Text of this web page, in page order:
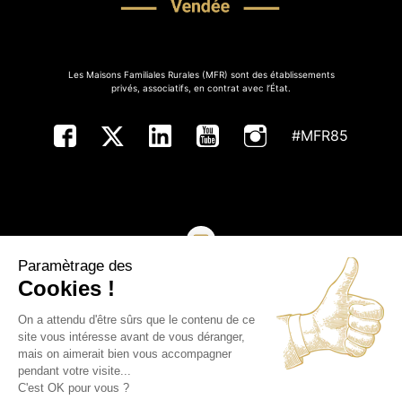
Les Maisons Familiales Rurales (MFR) sont des établissements
privés, associatifs, en contrat avec l’État.
#MFR85
Copyright ©MFR de Vendée - Tous droits réservés
Paramètrage des
Cookies !
On a attendu d'être sûrs que le contenu de ce
site vous intéresse avant de vous déranger,
mais on aimerait bien vous accompagner
pendant votre visite...
C'est OK pour vous ?